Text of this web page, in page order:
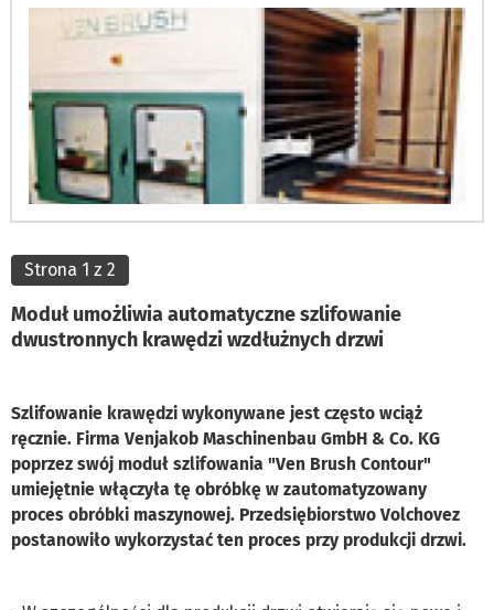
Strona 1 z 2
Moduł umożliwia automatyczne szlifowanie
dwustronnych krawędzi wzdłużnych drzwi
Szlifowanie krawędzi wykonywane jest często wciąż
ręcznie. Firma Venjakob Maschinenbau GmbH & Co. KG
poprzez swój moduł szlifowania "Ven Brush Contour"
umiejętnie włączyła tę obróbkę w zautomatyzowany
proces obróbki maszynowej. Przedsiębiorstwo Volchovez
postanowiło wykorzystać ten proces przy produkcji drzwi.